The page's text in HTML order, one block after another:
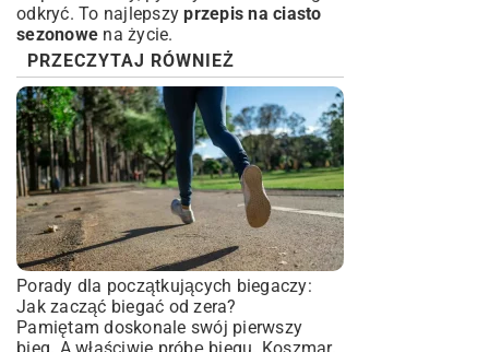
odkryć. To najlepszyprzepis na ciasto
sezonowe na życie.
PRZECZYTAJ RÓWNIEŻ
Porady dla początkujących biegaczy:
Jak zacząć biegać od zera?
Pamiętam doskonale swój pierwszy